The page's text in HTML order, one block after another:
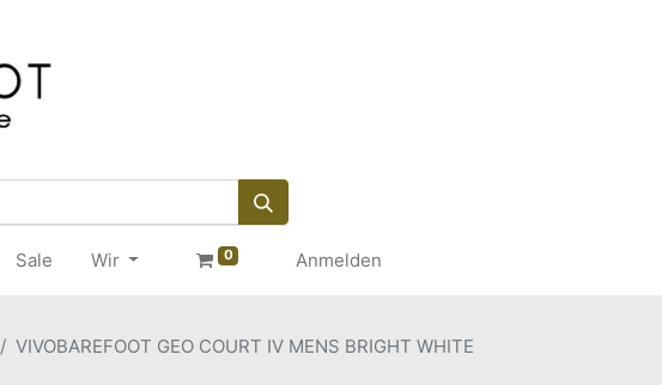
Sale Wir 0 Anmelden
VIVOBAREFOOT GEO COURT IV MENS BRIGHT WHITE